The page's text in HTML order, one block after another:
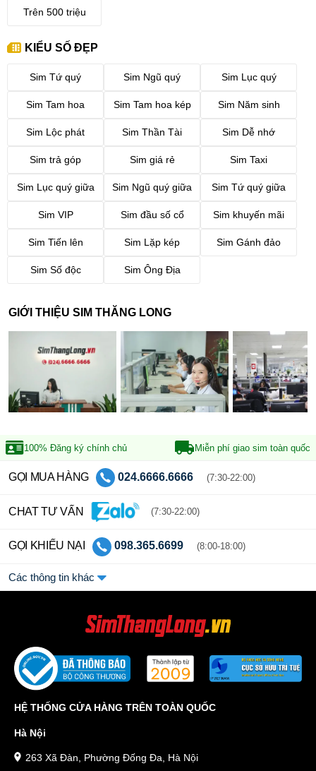
Trên 500 triệu
KIỂU SỐ ĐẸP
Sim Tứ quý Sim Ngũ quý Sim Lục quý
Sim Tam hoa Sim Tam hoa kép Sim Năm sinh
Sim Lộc phát Sim Thần Tài Sim Dễ nhớ
Sim trả góp Sim giá rẻ Sim Taxi
Sim Lục quý giữa Sim Ngũ quý giữa Sim Tứ quý giữa
Sim VIP Sim đầu số cổ Sim khuyến mãi
Sim Tiến lên Sim Lặp kép Sim Gánh đảo
Sim Số độc Sim Ông Địa
GIỚI THIỆU SIM THĂNG LONG
100% Đăng ký chính chủ Miễn phí giao sim toàn quốc
GỌI MUA HÀNG 024.6666.6666 (7:30-22:00)
CHAT TƯ VẤN (7:30-22:00)
GỌI KHIẾU NẠI 098.365.6699 (8:00-18:00)
Các thông tin khác
HỆ THỐNG CỬA HÀNG TRÊN TOÀN QUỐC
Hà Nội
263 Xã Đàn, Phường Đống Đa, Hà Nội